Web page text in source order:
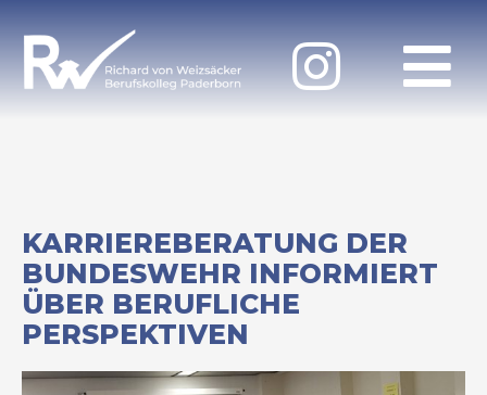
KARRIEREBERATUNG DER
BUNDESWEHR INFORMIERT
ÜBER BERUFLICHE
PERSPEKTIVEN